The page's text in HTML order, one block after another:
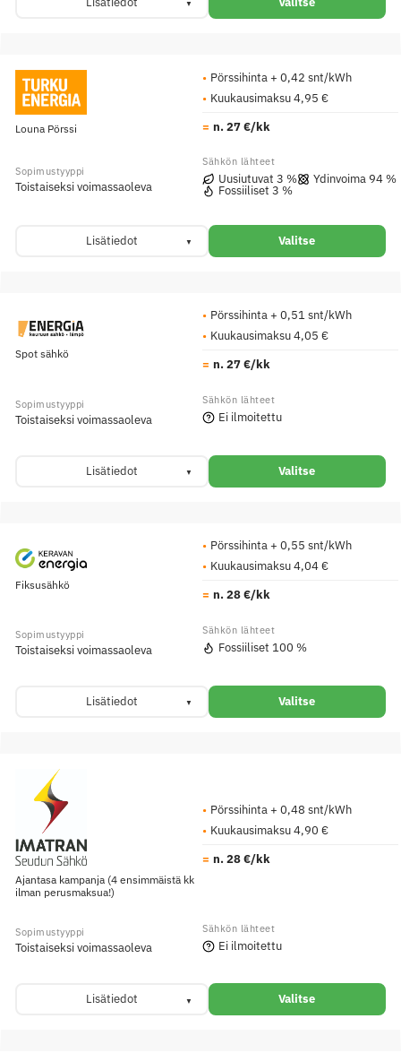
Louna Pörssi
Pörssihinta + 0,42 snt/kWh
Kuukausimaksu 4,95 €
n. 27 €/kk
Toistaiseksi voimassaoleva
Uusiutuvat 3 % Ydinvoima 94 %
Fossiiliset 3 %
Lisätiedot Valitse
Spot sähkö
Pörssihinta + 0,51 snt/kWh
Kuukausimaksu 4,05 €
n. 27 €/kk
Toistaiseksi voimassaoleva Ei ilmoitettu
Lisätiedot Valitse
Fiksusähkö
Pörssihinta + 0,55 snt/kWh
Kuukausimaksu 4,04 €
n. 28 €/kk
Toistaiseksi voimassaoleva Fossiiliset 100 %
Lisätiedot Valitse
Ajantasa kampanja (4 ensimmäistä kk
ilman perusmaksua!)
Pörssihinta + 0,48 snt/kWh
Kuukausimaksu 4,90 €
n. 28 €/kk
Toistaiseksi voimassaoleva Ei ilmoitettu
Lisätiedot Valitse